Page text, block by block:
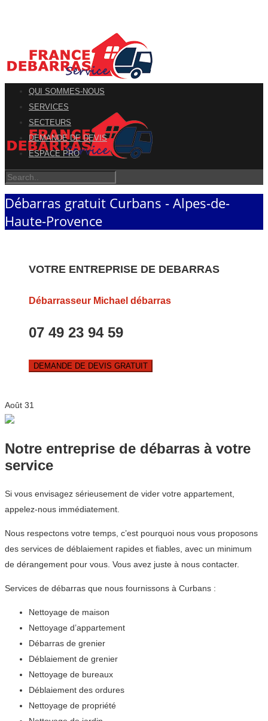
QUI SOMMES-NOUS
SERVICES
SECTEURS
DEMANDE DE DEVIS
ESPACE PRO
Débarras gratuit Curbans - Alpes-de-
Haute-Provence
VOTRE ENTREPRISE DE DEBARRAS
Débarrasseur Michael débarras
07 49 23 94 59
DEMANDE DE DEVIS GRATUIT
Août 31
Notre entreprise de débarras à votre
service
Si vous envisagez sérieusement de vider votre appartement,
appelez-nous immédiatement.
Nous respectons votre temps, c’est pourquoi nous vous proposons
des services de déblaiement rapides et fiables, avec un minimum
de dérangement pour vous. Vous avez juste à nous contacter.
Services de débarras que nous fournissons à Curbans :
Nettoyage de maison
Nettoyage d’appartement
Débarras de grenier
Déblaiement de grenier
Nettoyage de bureaux
Déblaiement des ordures
Nettoyage de propriété